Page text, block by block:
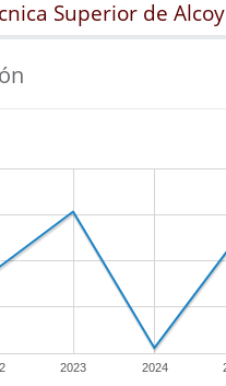
Superior de Alcoy
2023 2024